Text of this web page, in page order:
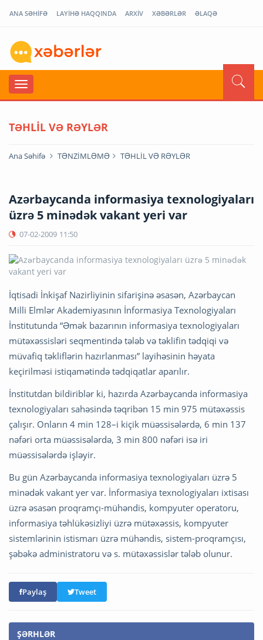
ANA SƏHİFƏ LAYİHƏ HAQQINDA ARXİV XƏBƏRLƏR ƏLAQƏ
TƏHLİL VƏ RƏYLƏR
Ana Səhifə TƏNZİMLƏMƏ TƏHLİL VƏ RƏYLƏR
Azərbaycanda informasiya texnologiyaları
üzrə 5 minədək vakant yeri var
07-02-2009 11:50
İqtisadi İnkişaf Nazirliyinin sifarişinə əsasən, Azərbaycan
Milli Elmlər Akademiyasının İnformasiya Texnologiyaları
İnstitutunda “Əmək bazarının informasiya texnologiyaları
mütəxəssisləri seqmentində tələb və təklifin tədqiqi və
müvafiq təkliflərin hazırlanması” layihəsinin həyata
keçirilməsi istiqamətində tədqiqatlar aparılır.
İnstitutdan bildiriblər ki, hazırda Azərbaycanda informasiya
texnologiyaları sahəsində təqribən 15 min 975 mütəxəssis
çalışır. Onların 4 min 128–i kiçik müəssisələrdə, 6 min 137
nəfəri orta müəssisələrdə, 3 min 800 nəfəri isə iri
müəssisələrdə işləyir.
Bu gün Azərbaycanda informasiya texnologiyaları üzrə 5
minədək vakant yer var. İnformasiya texnologiyaları ixtisası
üzrə əsasən proqramçı-mühəndis, kompyuter operatoru,
informasiya təhlükəsizliyi üzrə mütəxəssis, kompyuter
sistemlərinin istismarı üzrə mühəndis, sistem-proqramçısı,
şəbəkə administratoru və s. mütəxəssislər tələb olunur.
Paylaş Tweet
ŞƏRHLƏR